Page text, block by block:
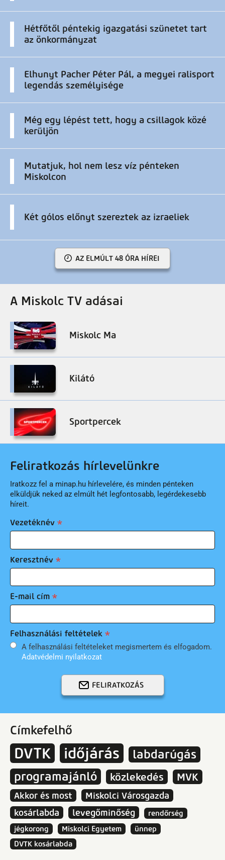
Hétfőtől péntekig igazgatási szünetet tart
az önkormányzat
Elhunyt Pacher Péter Pál, a megyei ralisport
legendás személyisége
Még egy lépést tett, hogy a csillagok közé
kerüljön
Mutatjuk, hol nem lesz víz pénteken
Miskolcon
Két gólos előnyt szereztek az izraeliek
AZ ELMÚLT 48 ÓRA HÍREI
A Miskolc TV adásai
Miskolc Ma
Kilátó
Sportpercek
Feliratkozás hírlevelünkre
Iratkozz fel a minap.hu hírlevelére, és minden pénteken
elküldjük neked az elmúlt hét legfontosabb, legérdekesebb
híreit.
Vezetéknév
Keresztnév
E-mail cím
Felhasználási feltételek
A felhasználási feltételeket megismertem és elfogadom.
Adatvédelmi nyilatkozat
FELIRATKOZÁS
Címkefelhő
DVTK időjárás
labdarúgás
programajánló
közlekedés MVK
Akkor és most
Miskolci Városgazda
kosárlabda
levegőminőség
rendőrség
jégkorong
Miskolci Egyetem
ünnep
DVTK kosárlabda